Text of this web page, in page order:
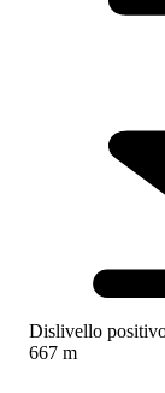
Dislivello
667 m